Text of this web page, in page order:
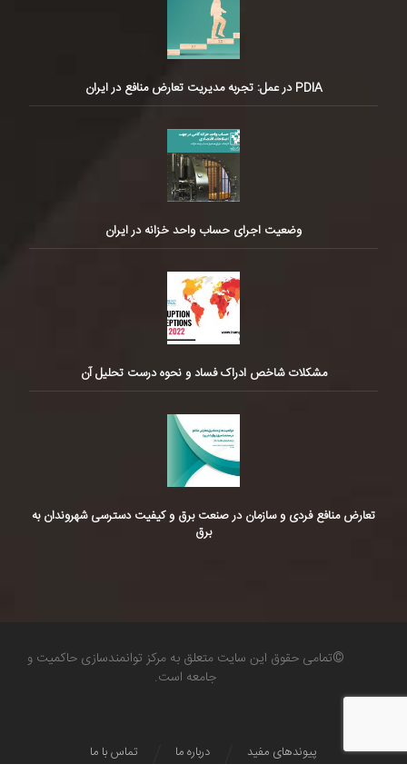
PDIA در عمل: تجربه مدیریت تعارض منافع در ایران
وضعیت اجرای حساب واحد خزانه در ایران
مشکلات شاخص ادراک فساد و نحوه درست تحلیل آن
تعارض منافع فردی و سازمان در صنعت برق و کیفیت دسترسی شهروندان به
برق
©تمامی حقوق این سایت متعلق به مرکز توانمندسازی حاکمیت و
جامعه است.
تماس با ما درباره ما پیوندهای مفید